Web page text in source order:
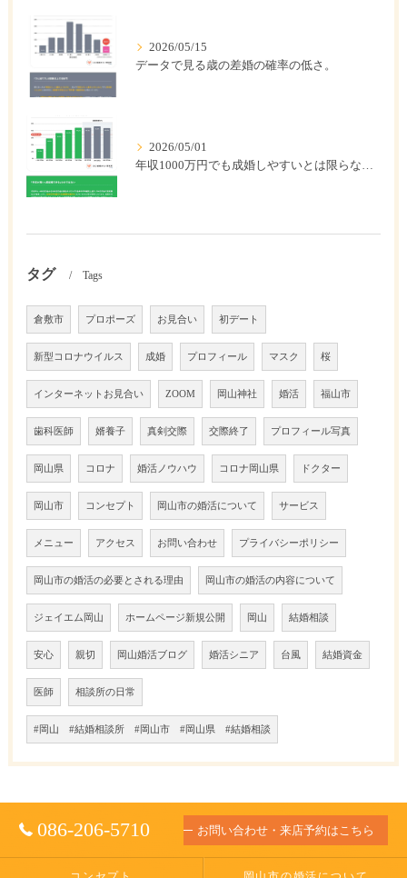
2026/05/15
データで見る歳の差婚の確率の低さ。
2026/05/01
タグ Tags
倉敷市 プロポーズ お見合い 初デート
新型コロナウイルス 成婚 プロフィール マスク 桜
インターネットお見合い ZOOM 岡山神社 婚活 福山市
歯科医師 婿養子 真剣交際 交際終了 プロフィール写真
岡山県 コロナ 婚活ノウハウ コロナ岡山県 ドクター
岡山市 コンセプト 岡山市の婚活について サービス
メニュー アクセス お問い合わせ プライバシーポリシー
岡山市の婚活の必要とされる理由 岡山市の婚活の内容について
ジェイエム岡山 ホームページ新規公開 岡山 結婚相談
安心 親切 岡山婚活ブログ 婚活シニア 台風 結婚資金
医師 相談所の日常
#岡山 #結婚相談所 #岡山市 #岡山県 #結婚相談
086-206-5710 お問い合わせ・来店予約はこちら